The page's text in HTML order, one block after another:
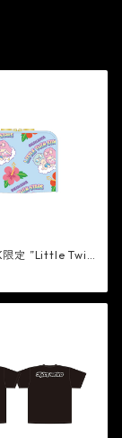
定 ”Little Twin
[BLUE]